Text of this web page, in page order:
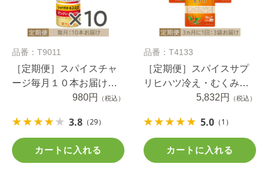
品番：T9011
［定期便］スパイスチャ
ージ毎月１０本お届けコ
980円 （税込）
3.8 （29）
カートに入れる
品番：T4133
［定期便］スパイスサプ
リヒハツ冷え・むくみケ
ア３０日分3か月に1回3袋
5,832円 （税込）
5.0 （1）
カートに入れる